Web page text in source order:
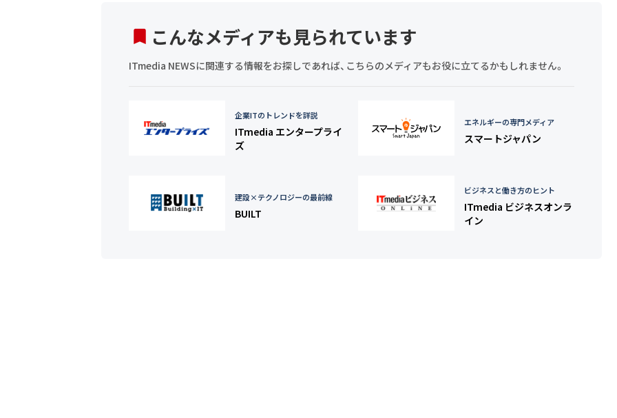
こんなメディアも見られています
ITmedia NEWSに関連する情報をお探しであれば、こちらのメディアもお役に立てるかもしれません。
企業ITのトレンドを詳説
ITmedia エンタープライ
ズ
エネルギーの専門メディア
スマートジャパン
建設×テクノロジーの最前線
BUILT
ビジネスと働き方のヒント
ITmedia ビジネスオンラ
イン